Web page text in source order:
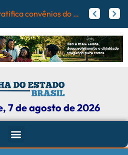
Papy trabalha para melhorar pistas de skate com participação ativa de esportistas da CapitalAgosto Lilás: Maicon Nogueira fortalece a defesa das mulheres com leis e projetos de proteção em Campo Grande
7 de agosto de 2026